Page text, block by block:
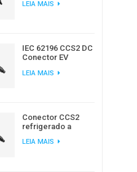
EV Plug Fabricante
LEIA MAIS
IEC 62196 CCS2 DC
Conector EV
Estação de
LEIA MAIS
Conector CCS2
refrigerado a
Workersbee para
LEIA MAIS